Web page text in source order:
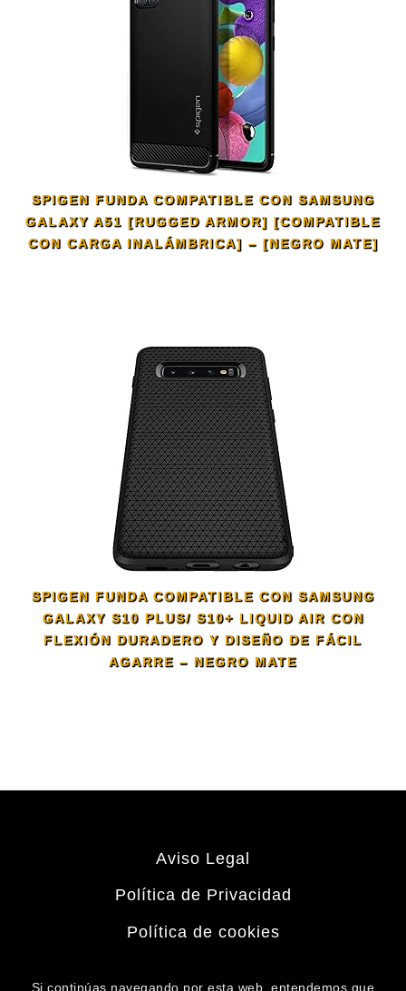
SPIGEN FUNDA COMPATIBLE CON SAMSUNG
GALAXY A51 [RUGGED ARMOR] [COMPATIBLE
CON CARGA INALÁMBRICA] – [NEGRO MATE]
SPIGEN FUNDA COMPATIBLE CON SAMSUNG
GALAXY S10 PLUS/ S10+ LIQUID AIR CON
FLEXIÓN DURADERO Y DISEÑO DE FÁCIL
AGARRE – NEGRO MATE
Aviso Legal
Política de Privacidad
Política de cookies
Si continúas navegando por esta web, entendemos que